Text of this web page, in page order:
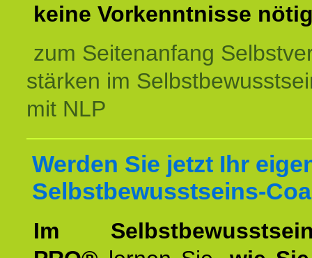
keine Vorkenntnisse
zum Seitenanfang
stärken im
mit NLP
Werden Sie jetzt Ihr
Selbstbewusstseins-
Im